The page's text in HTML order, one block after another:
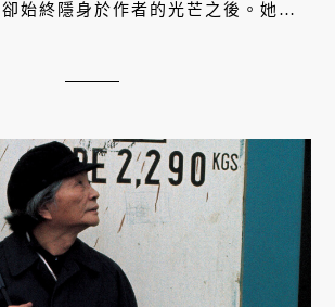
始終隱身於作者的光芒之後。她不